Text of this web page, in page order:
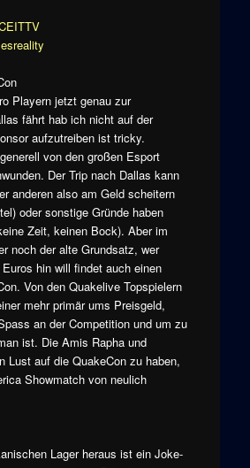
esreality
Playern jetzt genau zur
fährt hab ich nicht auf der
aufzutreiben ist tricky.
von den großen Esport
Der Trip nach Dallas kann
anderen also am Geld scheitern
oder sonstige Gründe haben
Zeit, keinen Bock). Aber im
noch der alte Grundsatz, wer
hin will findet auch einen
Von den Quakelive Topspielern
mehr primär ums Preisgeld,
an der Competition und um zu
ist. Die Amis Rapha und
Lust auf die QuakeCon zu haben,
Showmatch von neulich
Lager heraus ist ein Joke-